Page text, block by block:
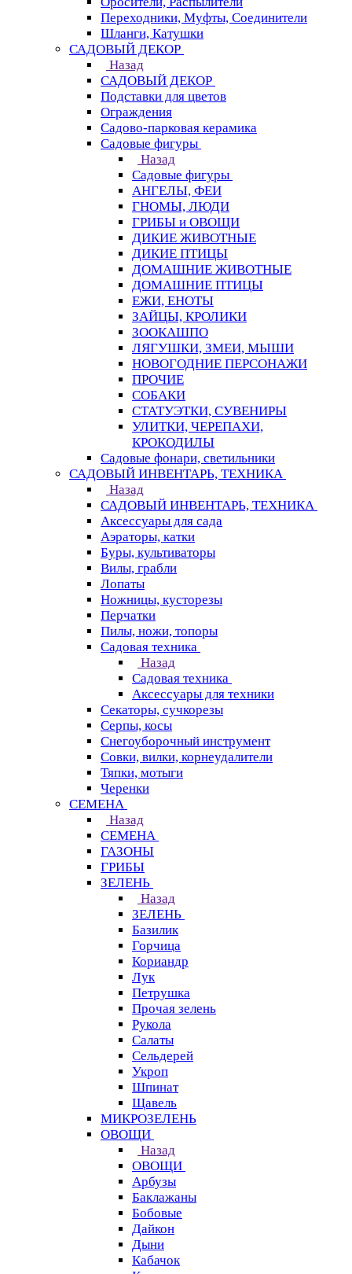
Переходники, Муфты, Соединители
Шланги, Катушки
САДОВЫЙ ДЕКОР
Назад
САДОВЫЙ ДЕКОР
Подставки для цветов
Ограждения
Садово-парковая керамика
Садовые фигуры
Назад
Садовые фигуры
АНГЕЛЫ, ФЕИ
ГНОМЫ, ЛЮДИ
ГРИБЫ и ОВОЩИ
ДИКИЕ ЖИВОТНЫЕ
ДИКИЕ ПТИЦЫ
ДОМАШНИЕ ЖИВОТНЫЕ
ДОМАШНИЕ ПТИЦЫ
ЕЖИ, ЕНОТЫ
ЗАЙЦЫ, КРОЛИКИ
ЗООКАШПО
ЛЯГУШКИ, ЗМЕИ, МЫШИ
НОВОГОДНИЕ ПЕРСОНАЖИ
ПРОЧИЕ
СОБАКИ
СТАТУЭТКИ, СУВЕНИРЫ
УЛИТКИ, ЧЕРЕПАХИ,
КРОКОДИЛЫ
Садовые фонари, светильники
САДОВЫЙ ИНВЕНТАРЬ, ТЕХНИКА
Назад
САДОВЫЙ ИНВЕНТАРЬ, ТЕХНИКА
Аксессуары для сада
Аэраторы, катки
Буры, культиваторы
Вилы, грабли
Лопаты
Ножницы, кусторезы
Перчатки
Пилы, ножи, топоры
Садовая техника
Назад
Садовая техника
Аксессуары для техники
Секаторы, сучкорезы
Серпы, косы
Снегоуборочный инструмент
Совки, вилки, корнеудалители
Тяпки, мотыги
Черенки
СЕМЕНА
Назад
СЕМЕНА
ГАЗОНЫ
ГРИБЫ
ЗЕЛЕНЬ
Назад
ЗЕЛЕНЬ
Базилик
Горчица
Кориандр
Лук
Петрушка
Прочая зелень
Рукола
Салаты
Сельдерей
Укроп
Шпинат
Щавель
МИКРОЗЕЛЕНЬ
ОВОЩИ
Назад
ОВОЩИ
Арбузы
Баклажаны
Бобовые
Дайкон
Дыни
Кабачок